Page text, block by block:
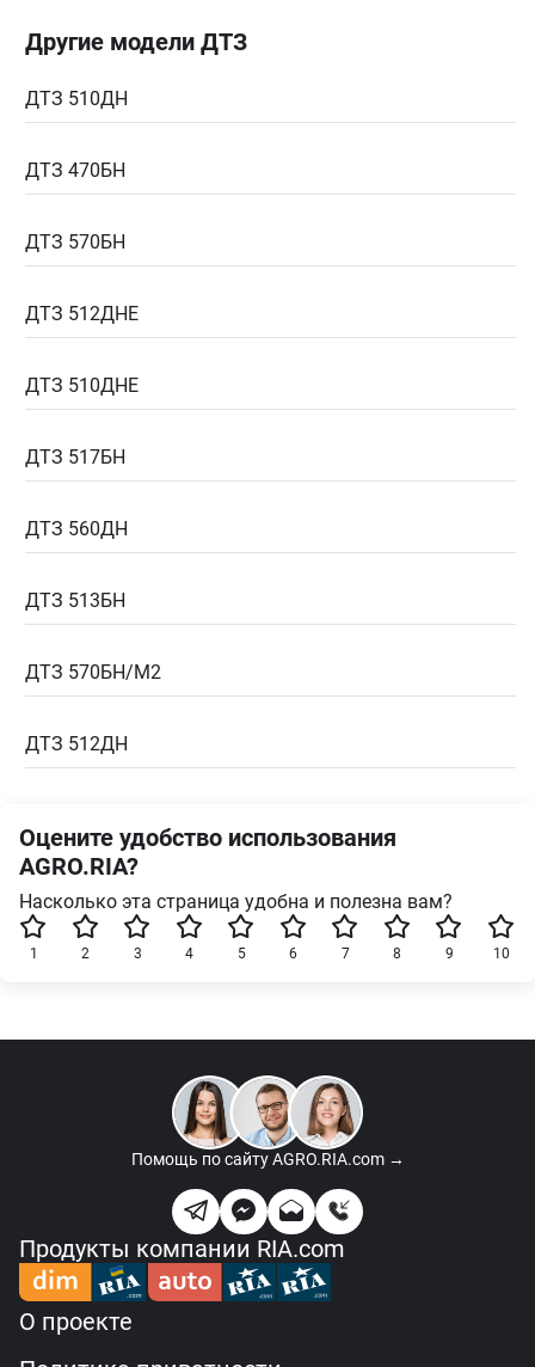
Другие модели ДТЗ
ДТЗ 510ДН
ДТЗ 470БН
ДТЗ 570БН
ДТЗ 512ДНЕ
ДТЗ 510ДНЕ
ДТЗ 517БН
ДТЗ 560ДН
ДТЗ 513БН
ДТЗ 570БН/M2
ДТЗ 512ДН
Оцените удобство использования
AGRO.RIA?
Насколько эта страница удобна и полезна вам?
10
9
8
7
6
5
4
3
2
1
Помощь по сайтуAGRO.RIA.com →
Продукты компании RIA.com
О проекте